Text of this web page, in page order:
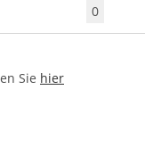
0
Sie hier